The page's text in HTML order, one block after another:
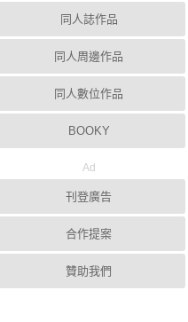
同人誌作品
同人周邊作品
同人數位作品
BOOKY
Ad
刊登廣告
合作提案
贊助我們